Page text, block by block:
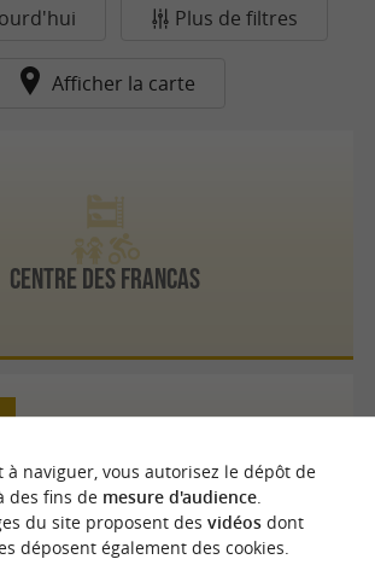
Plus de filtres
Afficher la carte
Centre des Francas
4 Saisons - Village de Geronimo
à naviguer, vous autorisez le dépôt de
des fins de mesure d'audience.
du site proposent des vidéosdont
déposent également des cookies.